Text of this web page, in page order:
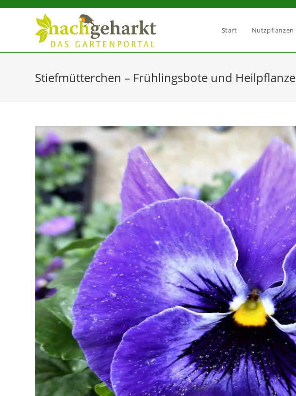
Sidebar-
Start Nutzpflanzen
Stiefmütterchen – Frühlingsbote und Heilpflanze